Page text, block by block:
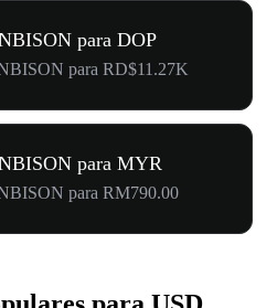
para DOP
para RD$11.27K
para MYR
para RM790.00